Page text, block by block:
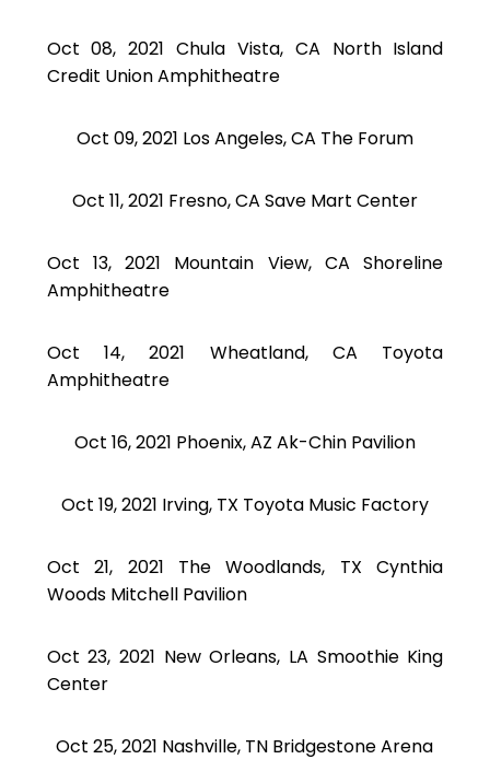
Oct 08, 2021 Chula Vista, CA North Island
Credit Union Amphitheatre
Oct 09, 2021 Los Angeles, CA The Forum
Oct 11, 2021 Fresno, CA Save Mart Center
Oct 13, 2021 Mountain View, CA Shoreline
Amphitheatre
Oct 14, 2021 Wheatland, CA Toyota
Amphitheatre
Oct 16, 2021 Phoenix, AZ Ak-Chin Pavilion
Oct 19, 2021 Irving, TX Toyota Music Factory
Oct 21, 2021 The Woodlands, TX Cynthia
Woods Mitchell Pavilion
Oct 23, 2021 New Orleans, LA Smoothie King
Center
Oct 25, 2021 Nashville, TN Bridgestone Arena